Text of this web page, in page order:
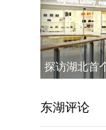
探访湖北首
东湖评论